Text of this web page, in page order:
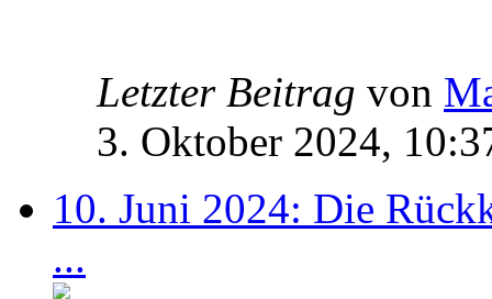
Letzter Beitrag von
3. Oktober 2024,
10. Juni 2024: Die
...